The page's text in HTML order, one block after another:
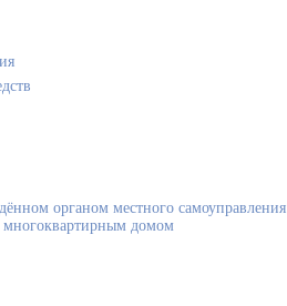
органом местного самоуправления
многоквартирным домом